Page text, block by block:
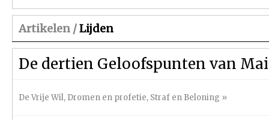
Artikelen /Lijden
De dertien Geloofspunten van
De Vrije Wil, Dromen en profetie, Straf en Beloning »